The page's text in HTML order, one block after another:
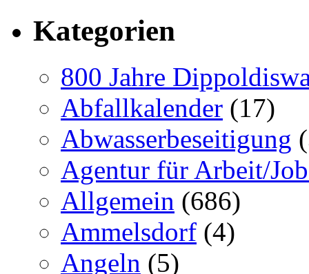
Kategorien
800 Jahre
Abfallkalender (17)
Abwasserbeseitigung
Agentur für Arbeit/
Allgemein (686)
Ammelsdorf (4)
Angeln (5)